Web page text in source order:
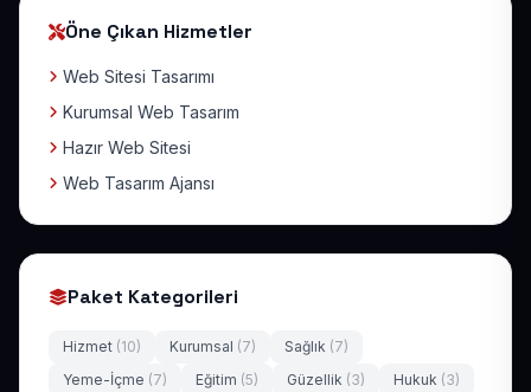
Öne Çıkan Hizmetler
Web Sitesi Tasarımı
Kurumsal Web Tasarım
Hazır Web Sitesi
Web Tasarım Ajansı
Paket Kategorileri
Hizmet (10) Kurumsal (7) Sağlık (7)
Yeme-İçme (7) Eğitim (5) Güzellik (3) Hukuk (3)